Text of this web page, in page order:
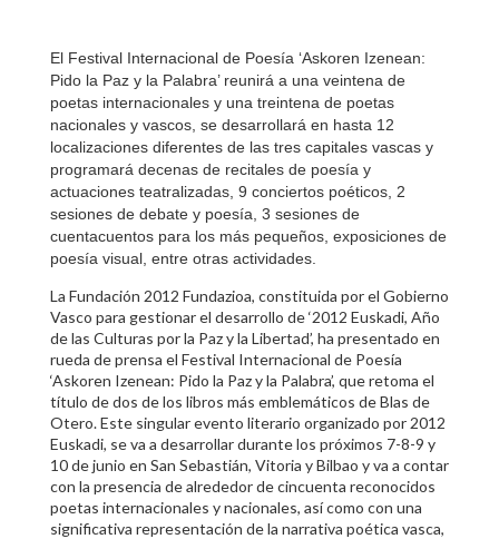
El Festival Internacional de Poesía ‘Askoren Izenean:
Pido la Paz y la Palabra’ reunirá a una veintena de
poetas internacionales y una treintena de poetas
nacionales y vascos, se desarrollará en hasta 12
localizaciones diferentes de las tres capitales vascas y
programará decenas de recitales de poesía y
actuaciones teatralizadas, 9 conciertos poéticos, 2
sesiones de debate y poesía, 3 sesiones de
cuentacuentos para los más pequeños, exposiciones de
poesía visual, entre otras actividades.
La Fundación 2012 Fundazioa, constituida por el Gobierno
Vasco para gestionar el desarrollo de ‘2012 Euskadi, Año
de las Culturas por la Paz y la Libertad’, ha presentado en
rueda de prensa el Festival Internacional de Poesía
‘Askoren Izenean: Pido la Paz y la Palabra’, que retoma el
título de dos de los libros más emblemáticos de Blas de
Otero. Este singular evento literario organizado por 2012
Euskadi, se va a desarrollar durante los próximos 7-8-9 y
10 de junio en San Sebastián, Vitoria y Bilbao y va a contar
con la presencia de alrededor de cincuenta reconocidos
poetas internacionales y nacionales, así como con una
significativa representación de la narrativa poética vasca,